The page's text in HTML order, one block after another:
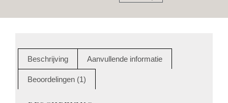
Beschrijving Aanvullende informatie
Beoordelingen (1)